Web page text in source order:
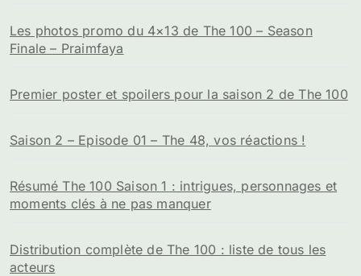
Les photos promo du 4×13 de The 100 – Season
Finale – Praimfaya
Premier poster et spoilers pour la saison 2 de The 100
Saison 2 – Episode 01 – The 48, vos réactions !
Résumé The 100 Saison 1 : intrigues, personnages et
moments clés à ne pas manquer
Distribution complète de The 100 : liste de tous les
acteurs